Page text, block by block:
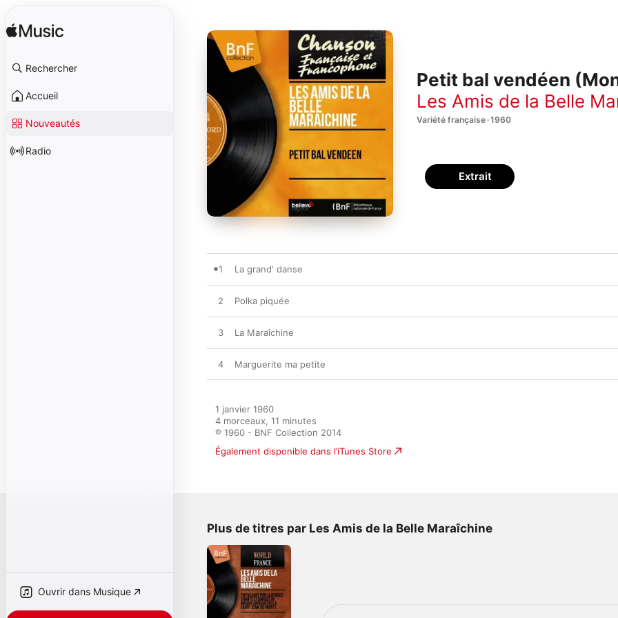
Rechercher
Accueil
Nouveautés
Radio
Ouvrir dans Musique
Petit bal vendéen
Les Amis de la Belle
Variété française · 1960
Extrait
1 La grand' danse
2 Polka piquée
3 La Maraîchine
4 Marguerite ma petite
1 janvier 1960
4 morceaux, 11 minutes
℗ 1960 - BNF Collection 2014
Également disponible dans l’iTunes Store
Plus de titres par Les Amis de la Belle Maraîchine